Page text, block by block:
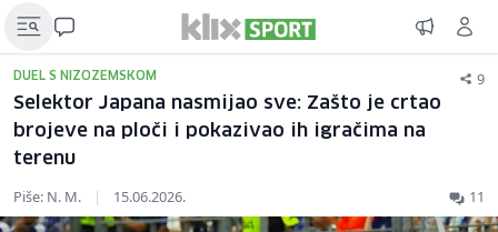
DUEL S NIZOZEMSKOM 9
Selektor Japana nasmijao sve: Zašto je crtao
brojeve na ploči i pokazivao ih igračima na
terenu
Piše: N. M. | 15.06.2026. 11